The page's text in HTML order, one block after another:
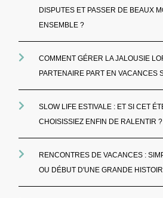
DISPUTES ET PASSER DE BEAUX
ENSEMBLE ?
COMMENT GÉRER LA JALOUSIE
PARTENAIRE PART EN VACANCES
SLOW LIFE ESTIVALE : ET SI CET
CHOISISSIEZ ENFIN DE RALENTIR ?
RENCONTRES DE VACANCES :
OU DÉBUT D'UNE GRANDE